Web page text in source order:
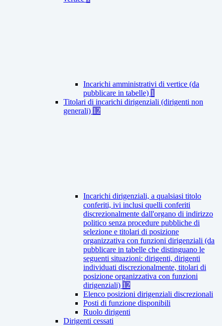
Incarichi amministrativi di vertice (da
pubblicare in tabelle) 1
Titolari di incarichi dirigenziali (dirigenti non
generali) 12
Incarichi dirigenziali, a qualsiasi titolo
conferiti, ivi inclusi quelli conferiti
discrezionalmente dall'organo di indirizzo
politico senza procedure pubbliche di
selezione e titolari di posizione
organizzativa con funzioni dirigenziali (da
pubblicare in tabelle che distinguano le
seguenti situazioni: dirigenti, dirigenti
individuati discrezionalmente, titolari di
posizione organizzativa con funzioni
dirigenziali) 12
Elenco posizioni dirigenziali discrezionali
Posti di funzione disponibili
Ruolo dirigenti
Dirigenti cessati